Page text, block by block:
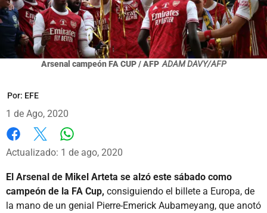
Arsenal campeón FA CUP / AFP ADAM DAVY/AFP
Por: EFE
1 de Ago, 2020
Facebook
X
Actualizado: 1 de ago, 2020
El Arsenal de Mikel Arteta se alzó este sábado como
campeón de la FA Cup, consiguiendo el billete a Europa, de
la mano de un genial Pierre-Emerick Aubameyang, que anotó